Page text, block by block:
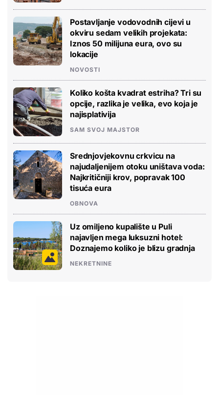
Postavljanje vodovodnih cijevi u
okviru sedam velikih projekata:
Iznos 50 milijuna eura, ovo su
lokacije
NOVOSTI
Koliko košta kvadrat estriha? Tri su
opcije, razlika je velika, evo koja je
najisplativija
SAM SVOJ MAJSTOR
Srednjovjekovnu crkvicu na
najudaljenijem otoku uništava voda:
Najkritičniji krov, popravak 100
tisuća eura
OBNOVA
Uz omiljeno kupalište u Puli
najavljen mega luksuzni hotel:
Doznajemo koliko je blizu gradnja
NEKRETNINE